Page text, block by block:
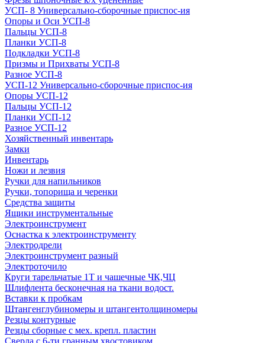
УСП- 8 Универсально-сборочные приспос-ия
Опоры и Оси УСП-8
Пальцы УСП-8
Планки УСП-8
Подкладки УСП-8
Призмы и Прихваты УСП-8
Разное УСП-8
УСП-12 Универсально-сборочные приспос-ия
Опоры УСП-12
Пальцы УСП-12
Планки УСП-12
Разное УСП-12
Хозяйственный инвентарь
Замки
Инвентарь
Ножи и лезвия
Ручки для напильников
Ручки, топорища и черенки
Средства защиты
Ящики инструментальные
Электроинструмент
Оснастка к электроинструменту
Электродрели
Электроинструмент разный
Электроточило
Круги тарельчатые 1Т и чашечные ЧК,ЧЦ
Шлифлента бесконечная на ткани водост.
Вставки к пробкам
Штангенглубиномеры и штангентолщиномеры
Резцы контурные
Резцы сборные с мех. крепл. пластин
Сверла с 6-ти гранным хвостовиком